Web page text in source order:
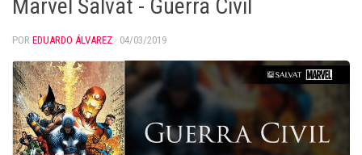
Marvel Salvat - Guerra Civil
POR EDUARDO ÁLVAREZ · 04/03/2019